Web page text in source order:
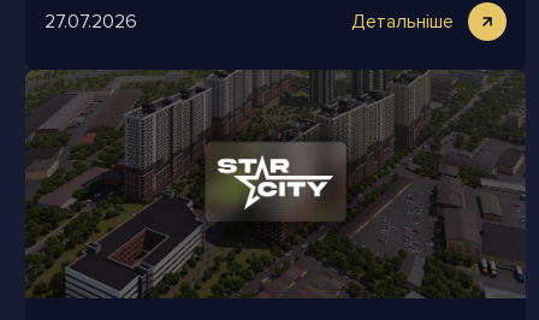
27.07.2026 Детальніше